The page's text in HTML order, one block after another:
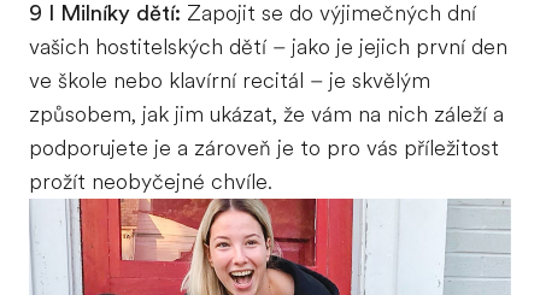
9 I Milníky dětí: Zapojit se do výjimečných dní
vašich hostitelských dětí – jako je jejich první den
ve škole nebo klavírní recitál – je skvělým
způsobem, jak jim ukázat, že vám na nich záleží a
podporujete je a zároveň je to pro vás příležitost
prožít neobyčejné chvíle.